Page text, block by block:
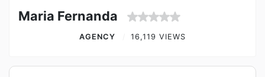
Maria Fernanda
AGENCY 16,119 VIEWS